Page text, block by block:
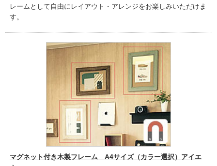
レームとして自由にレイアウト・アレンジをお楽しみいただけま
す。
マグネット付き木製フレーム A4サイズ（カラー選択）アイエ